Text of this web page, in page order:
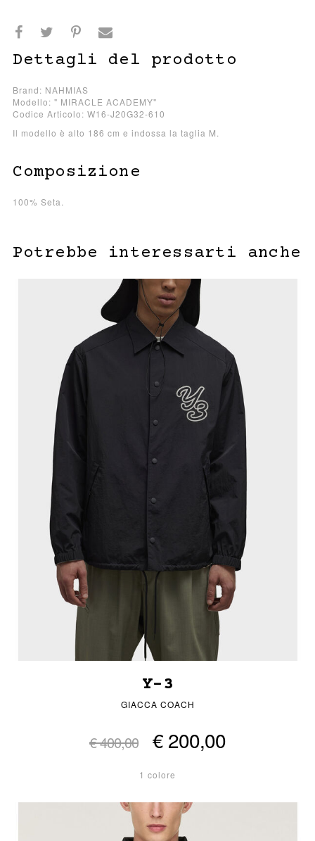
Dettagli del prodotto
Brand: NAHMIAS
Modello: " MIRACLE ACADEMY"
Codice Articolo: W16-J20G32-610
Il modello è alto 186 cm e indossa la taglia M.
Composizione
100% Seta.
Potrebbe interessarti anche
Y-3
GIACCA COACH
€ 400,00 € 200,00
1 colore